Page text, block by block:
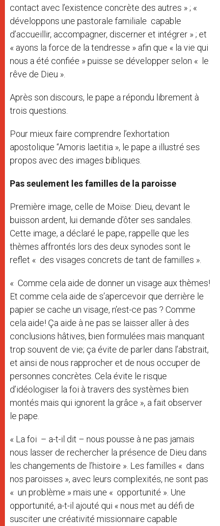
contact avec l’existence concrète des autres » ; «
développons une pastorale familiale capable
d’accueillir, accompagner, discerner et intégrer » ; et
« ayons la force de la tendresse » afin que « la vie qui
nous a été confiée » puisse se développer selon « le
rêve de Dieu ».
Après son discours, le pape a répondu librement à
trois questions.
Pour mieux faire comprendre l’exhortation
apostolique “Amoris laetitia », le pape a illustré ses
propos avec des images bibliques.
Pas seulement les familles de la paroisse
Première image, celle de Moïse: Dieu, devant le
buisson ardent, lui demande d’ôter ses sandales.
Cette image, a déclaré le pape, rappelle que les
thèmes affrontés lors des deux synodes sont le
reflet « des visages concrets de tant de familles ».
« Comme cela aide de donner un visage aux thèmes!
Et comme cela aide de s’apercevoir que derrière le
papier se cache un visage, n’est-ce pas ? Comme
cela aide! Ça aide à ne pas se laisser aller à des
conclusions hâtives, bien formulées mais manquant
trop souvent de vie; ça évite de parler dans l’abstrait,
et ainsi de nous rapprocher et de nous occuper de
personnes concrètes. Cela évite le risque
d’idéologiser la foi à travers des systèmes bien
montés mais qui ignorent la grâce », a fait observer
le pape.
« La foi – a-t-il dit – nous pousse à ne pas jamais
nous lasser de rechercher la présence de Dieu dans
les changements de l’histoire ». Les familles « dans
nos paroisses », avec leurs complexités, ne sont pas
« un problème » mais une « opportunité ». Une
opportunité, a-t-il ajouté qui « nous met au défi de
susciter une créativité missionnaire capable